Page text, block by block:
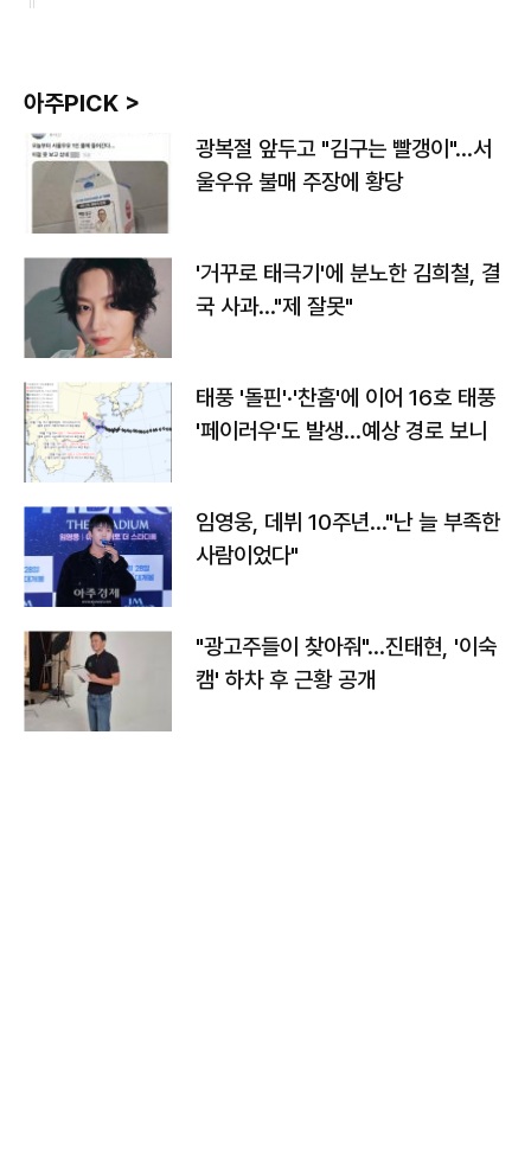
아주PICK >
광복절 앞두고 "김구는 빨갱이"…서
울우유 불매 주장에 황당
'거꾸로 태극기'에 분노한 김희철, 결
국 사과…"제 잘못"
태풍 '돌핀'·'찬홈'에 이어 16호 태풍
'페이러우'도 발생…예상 경로 보니
임영웅, 데뷔 10주년…"난 늘 부족한
사람이었다"
"광고주들이 찾아줘"…진태현, '이숙
캠' 하차 후 근황 공개